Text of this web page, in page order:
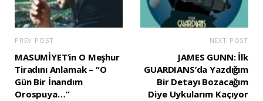
PREV POST
MASUMİYET’in O Meşhur
Tiradını Anlamak – “O
Gün Bir İnandım
Orospuya…”
NEXT POST
JAMES GUNN: İlk
GUARDIANS’da Yazdığım
Bir Detayı Bozacağım
Diye Uykularım Kaçıyor